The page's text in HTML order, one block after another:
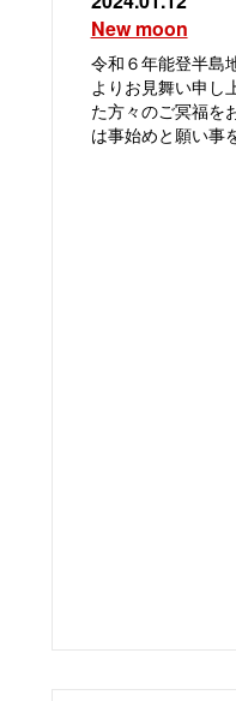
New moon
令和６年能登半島
よりお見舞い申し
た方々のご冥福を
は事始めと願い事